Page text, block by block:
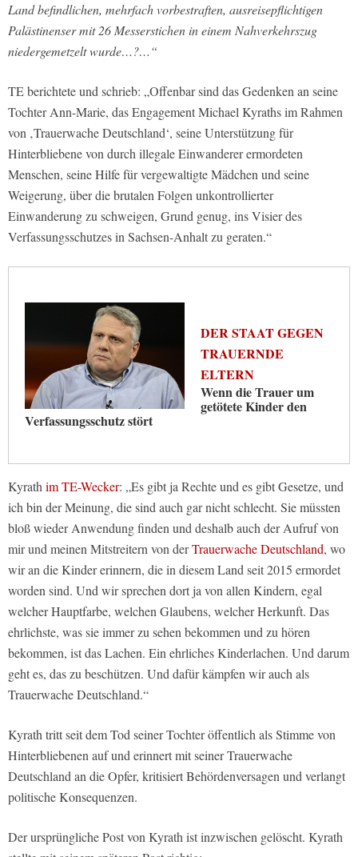
Land befindlichen, mehrfach vorbestraften, ausreisepflichtigen
Palästinenser mit 26 Messerstichen in einem Nahverkehrszug
niedergemetzelt wurde…?…“
TE berichtete und schrieb: „Offenbar sind das Gedenken an seine
Tochter Ann-Marie, das Engagement Michael Kyraths im Rahmen
von ‚Trauerwache Deutschland‘, seine Unterstützung für
Hinterbliebene von durch illegale Einwanderer ermordeten
Menschen, seine Hilfe für vergewaltigte Mädchen und seine
Weigerung, über die brutalen Folgen unkontrollierter
Einwanderung zu schweigen, Grund genug, ins Visier des
Verfassungsschutzes in Sachsen-Anhalt zu geraten.“
DER STAAT GEGEN
TRAUERNDE
ELTERN
Wenn die Trauer um
getötete Kinder den
Verfassungsschutz stört
Kyrath im TE-Wecker: „Es gibt ja Rechte und es gibt Gesetze, und
ich bin der Meinung, die sind auch gar nicht schlecht. Sie müssten
bloß wieder Anwendung finden und deshalb auch der Aufruf von
mir und meinen Mitstreitern von derTrauerwache Deutschland, wo
wir an die Kinder erinnern, die in diesem Land seit 2015 ermordet
worden sind. Und wir sprechen dort ja von allen Kindern, egal
welcher Hauptfarbe, welchen Glaubens, welcher Herkunft. Das
ehrlichste, was sie immer zu sehen bekommen und zu hören
bekommen, ist das Lachen. Ein ehrliches Kinderlachen. Und darum
geht es, das zu beschützen. Und dafür kämpfen wir auch als
Trauerwache Deutschland.“
Kyrath tritt seit dem Tod seiner Tochter öffentlich als Stimme von
Hinterbliebenen auf und erinnert mit seiner Trauerwache
Deutschland an die Opfer, kritisiert Behördenversagen und verlangt
politische Konsequenzen.
Der ursprüngliche Post von Kyrath ist inzwischen gelöscht. Kyrath